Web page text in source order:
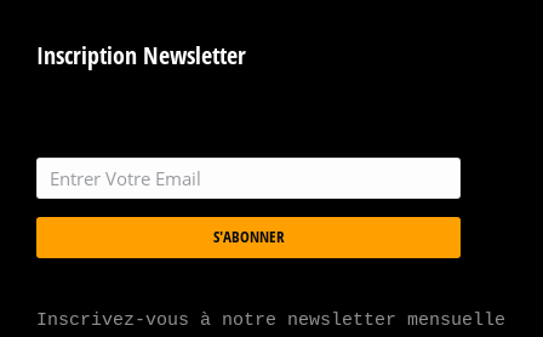
Inscription Newsletter
S'ABONNER
Inscrivez-vous à notre newsletter mensuelle